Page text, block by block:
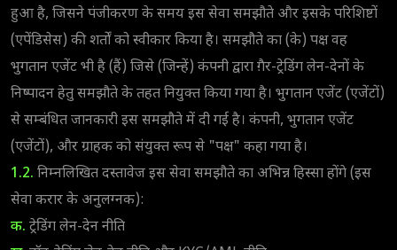
हुआ है, जिसने पंजीकरण के समय इस सेवा समझौते और इसके परिशिष्टों
(एपेंडिसेस) की शर्तों को स्वीकार किया है। समझौते का (के) पक्ष वह
भुगतान एजेंट भी है (हैं) जिसे (जिन्हें) कंपनी द्वारा ग़ैर-ट्रेडिंग लेन-देनों के
निष्पादन हेतु समझौते के तहत नियुक्त किया गया है। भुगतान एजेंट (एजेंटों)
से सम्बंधित जानकारी इस समझौते में दी गई है। कंपनी, भुगतान एजेंट
(एजेंटों), और ग्राहक को संयुक्त रूप से "पक्ष" कहा गया है।
1.2. निम्नलिखित दस्तावेज इस सेवा समझौते का अभिन्न हिस्सा होंगे (इस
सेवा करार के अनुलग्नक):
क. ट्रेडिंग लेन-देन नीति